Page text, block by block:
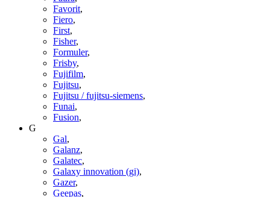
Favorit,
Fiero,
First,
Fisher,
Formuler,
Frisby,
Fujifilm,
Fujitsu,
Fujitsu / fujitsu-siemens,
Funai,
Fusion,
G
Gal,
Galanz,
Galatec,
Galaxy innovation (gi),
Gazer,
Geepas,